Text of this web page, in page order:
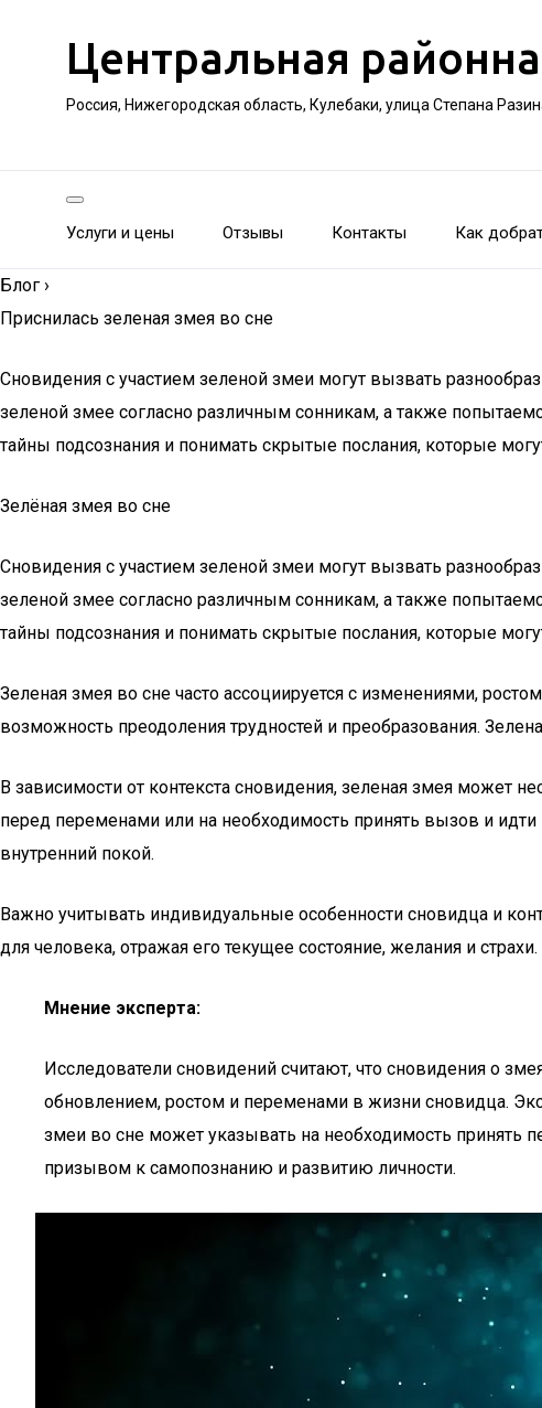
Центральная
Россия, Нижегородская область, Кулебаки, улица Степана
Услуги и цены Отзывы Контакты Как
Блог ›
Приснилась зеленая змея во сне
Сновидения с участием зеленой змеи могут вызвать
зеленой змее согласно различным сонникам, а также
тайны подсознания и понимать скрытые послания, которые
Зелёная змея во сне
Сновидения с участием зеленой змеи могут вызвать
зеленой змее согласно различным сонникам, а также
тайны подсознания и понимать скрытые послания, которые
Зеленая змея во сне часто ассоциируется с изменениями,
возможность преодоления трудностей и преобразования.
В зависимости от контекста сновидения, зеленая змея может
перед переменами или на необходимость принять вызов и
внутренний покой.
Важно учитывать индивидуальные особенности сновидца и
для человека, отражая его текущее состояние, желания и страхи.
Мнение эксперта:
Исследователи сновидений считают, что сновидения о
обновлением, ростом и переменами в жизни сновидца.
змеи во сне может указывать на необходимость принять
призывом к самопознанию и развитию личности.